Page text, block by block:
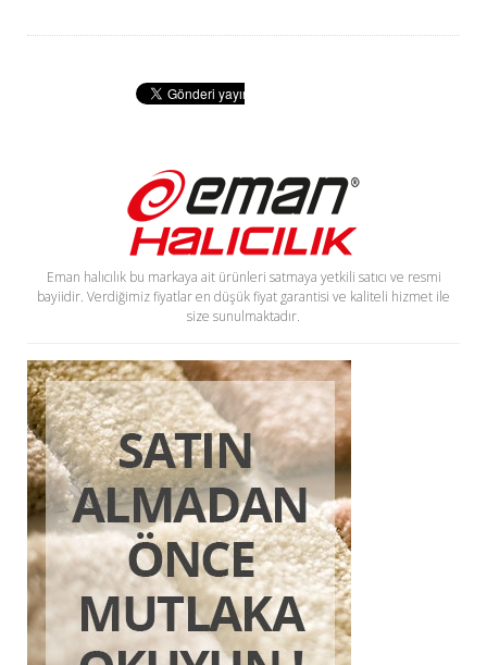
Eman halıcılık bu markaya ait ürünleri satmaya yetkili satıcı ve resmi
bayiidir. Verdiğimiz fiyatlar en düşük fiyat garantisi ve kaliteli hizmet ile
size sunulmaktadır.